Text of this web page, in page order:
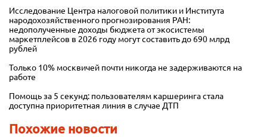
Исследование Центра налоговой политики и Института
народохозяйственного прогнозирования РАН:
недополученные доходы бюджета от экосистемы
маркетплейсов в 2026 году могут составить до 690 млрд
рублей
Только 10% москвичей почти никогда не задерживаются на
работе
Помощь за 5 секунд: пользователям каршеринга стала
доступна приоритетная линия в случае ДТП
Похожие новости